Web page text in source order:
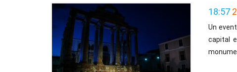
18:57
Un
capital